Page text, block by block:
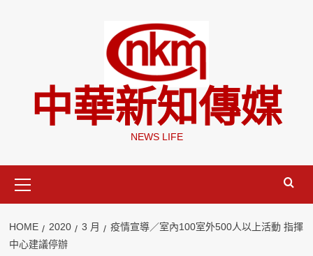
中華新知傳媒
NEWS LIFE
Menu
HOME 2020 3 月
疫情宣導／室內100室外500人以上活動 指揮
中心建議停辦